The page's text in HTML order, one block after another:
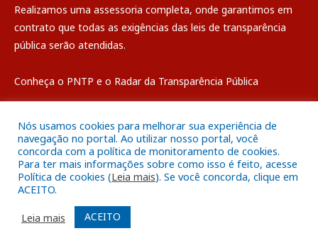
Realizamos uma assessoria completa, onde garantimos em
contrato que todas as exigências das leis de transparência
pública serão atendidas.
Conheça o PNTP e o Radar da Transparência Pública
Todos os direitos reservados a Câmara Municipal de Breves
Mapa do Site
Acessar o Webmail
Nós usamos cookies para melhorar sua experiência de
navegação no portal. Ao utilizar nosso portal, você
concorda com a política de monitoramento de cookies.
Para ter mais informações sobre como isso é feito, acesse
Política de cookies (Leia mais). Se você concorda, clique em
ACEITO.
Leia mais
ACEITO